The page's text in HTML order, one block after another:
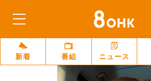
新着 番組 ニュース